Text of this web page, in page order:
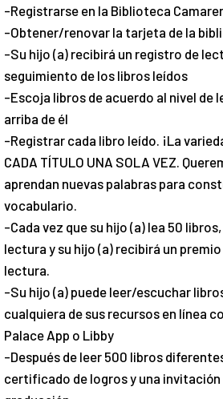
-Registrarse en la Biblioteca
-Obtener/renovar la tarjeta de la
-Su hijo (a) recibirá un registro de
seguimiento de los libros leídos
-Escoja libros de acuerdo al nivel de
arriba de él
-Registrar cada libro leído. ¡La
CADA TÍTULO UNA SOLA VEZ.
aprendan nuevas palabras para
vocabulario.
-Cada vez que su hijo (a) lea 50
lectura y su hijo (a) recibirá un
lectura.
-Su hijo (a) puede leer/escuchar
cualquiera de sus recursos en línea
Palace App o Libby
-Después de leer 500 libros
certificado de logros y una invitación